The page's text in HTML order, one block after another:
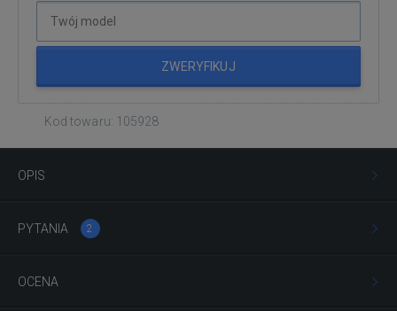
ZWERYFIKUJ
Kod towaru: 105928
OPIS
PYTANIA 2
OCENA